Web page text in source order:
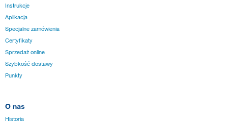
Instrukcje
Aplikacja
Specjalne zamówienia
Certyfikaty
Sprzedaż online
Szybkość dostawy
Punkty
O nas
Historia